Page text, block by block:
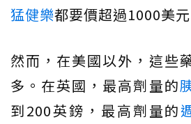
猛健樂都要價超過1000美元
然而，在美國以外，這些
多。在英國，最高劑量的
到200英鎊，最高劑量的